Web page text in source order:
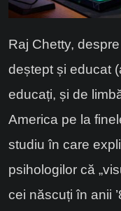
Raj Chetty,
deștept și educat
educați, și de
America pe la
studiu în care
psihologilor că
cei născuți în anii